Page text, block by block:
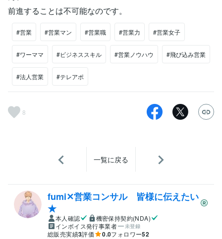
前進することは不可能なのです。
#営業 #営業マン #営業職 #営業力 #営業女子
#ワーママ #ビジネススキル #営業ノウハウ #飛び込み営業
#法人営業 #テレアポ
8
一覧に戻る
fumi✕営業コンサル 皆様に伝えたい
★
本人確認
機密保持契約(NDA)
インボイス発行事業者
未登録
総販売実績3評価 0.0フォロワー52